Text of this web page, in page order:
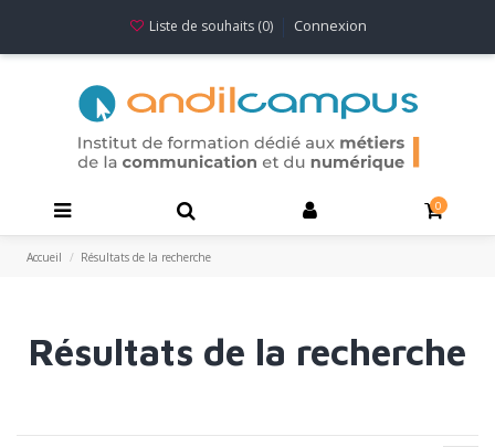
Liste de souhaits (0) Connexion
0
Accueil Résultats de la recherche
Résultats de la recherche